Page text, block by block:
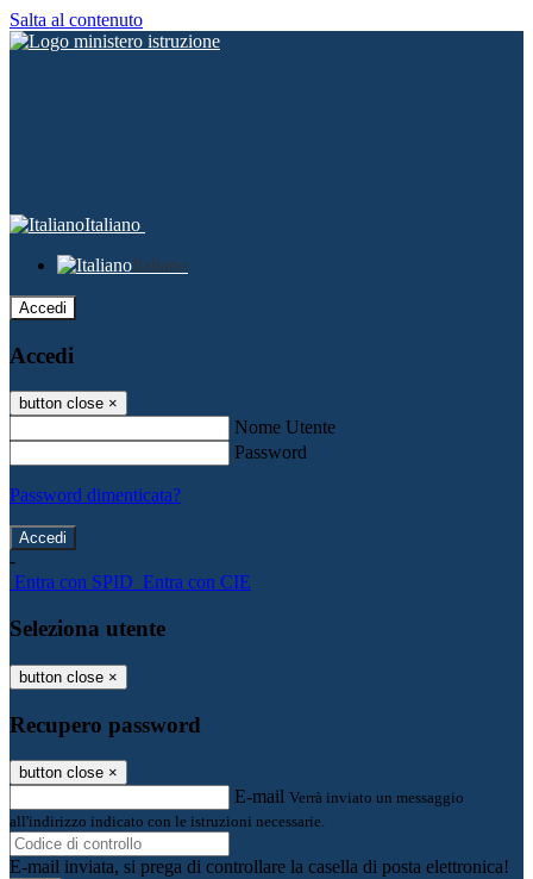
Salta al contenuto
Italiano
Italiano
Accedi
Accedi
button close ×
Nome Utente
Password
Password dimenticata?
-
Entra con SPID Entra con CIE
Seleziona utente
button close ×
Recupero password
button close ×
E-mail Verrà inviato un messaggio
all'indirizzo indicato con le istruzioni necessarie.
E-mail inviata, si prega di controllare la casella di posta elettronica!